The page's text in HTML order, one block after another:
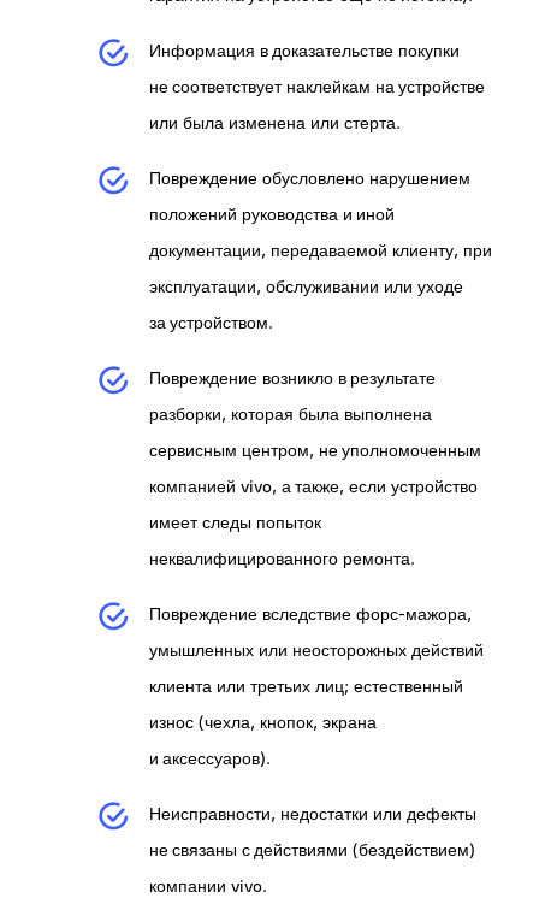
Информация в доказательстве покупки
не соответствует наклейкам на устройстве
или была изменена или стерта.
Повреждение обусловлено нарушением
положений руководства и иной
документации, передаваемой клиенту, при
эксплуатации, обслуживании или уходе
за устройством.
Повреждение возникло в результате
разборки, которая была выполнена
сервисным центром, не уполномоченным
компанией vivo, а также, если устройство
имеет следы попыток
неквалифицированного ремонта.
Повреждение вследствие форс-мажора,
умышленных или неосторожных действий
клиента или третьих лиц; естественный
износ (чехла, кнопок, экрана
и аксессуаров).
Неисправности, недостатки или дефекты
не связаны с действиями (бездействием)
компании vivo.